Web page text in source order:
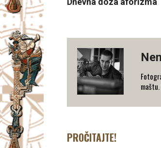
PROČITAJTE!